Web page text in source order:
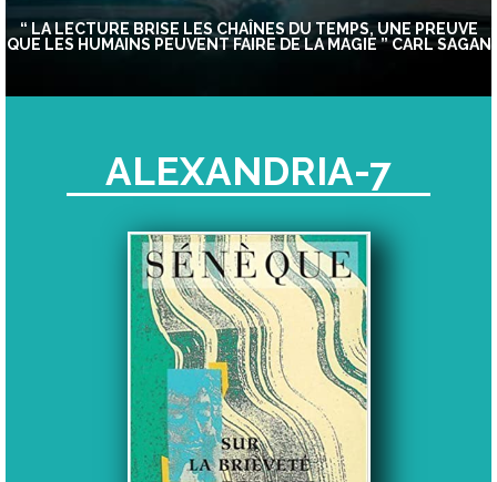
“ LA LECTURE BRISE LES CHAÎNES DU TEMPS, UNE PREUVE
QUE LES HUMAINS PEUVENT FAIRE DE LA MAGIE ” CARL SAGAN
ALEXANDRIA-7